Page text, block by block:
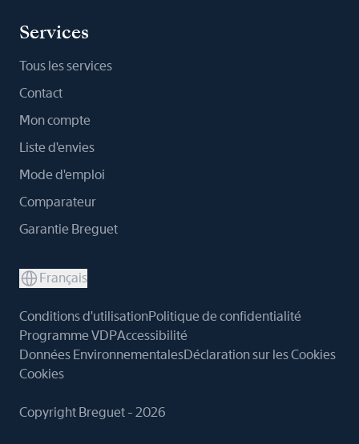
Services
Tous les services
Contact
Mon compte
Liste d'envies
Mode d'emploi
Comparateur
Garantie Breguet
Français
Conditions d'utilisationPolitique de confidentialité
Programme VDPAccessibilité
Données EnvironnementalesDéclaration sur les Cookies
Cookies
Copyright Breguet - 2026